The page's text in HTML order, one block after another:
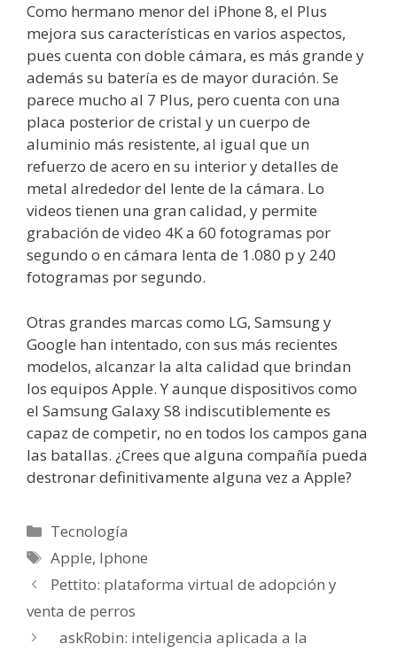
Como hermano menor del iPhone 8, el Plus
mejora sus características en varios aspectos,
pues cuenta con doble cámara, es más grande y
además su batería es de mayor duración. Se
parece mucho al 7 Plus, pero cuenta con una
placa posterior de cristal y un cuerpo de
aluminio más resistente, al igual que un
refuerzo de acero en su interior y detalles de
metal alrededor del lente de la cámara. Lo
videos tienen una gran calidad, y permite
grabación de video 4K a 60 fotogramas por
segundo o en cámara lenta de 1.080 p y 240
fotogramas por segundo.
Otras grandes marcas como LG, Samsung y
Google han intentado, con sus más recientes
modelos, alcanzar la alta calidad que brindan
los equipos Apple. Y aunque dispositivos como
el Samsung Galaxy S8 indiscutiblemente es
capaz de competir, no en todos los campos gana
las batallas. ¿Crees que alguna compañía pueda
destronar definitivamente alguna vez a Apple?
Categorías
Tecnología
Etiquetas
Apple, Iphone
Pettito: plataforma virtual de adopción y
venta de perros
askRobin: inteligencia aplicada a la